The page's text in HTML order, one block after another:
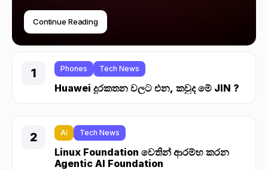
Continue Reading
Phones Tech News
Huawei දුරකතන වලට එන, කවුද මේ JIN ?
Ai Tech News
Linux Foundation වෙතින් ආරම්භ කරන
Agentic AI Foundation